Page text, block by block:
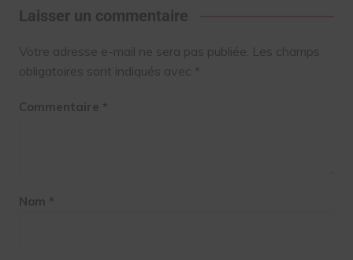
Laisser un commentaire
Votre adresse e-mail ne sera pas publiée. Les champs
obligatoires sont indiqués avec *
Commentaire *
Nom *